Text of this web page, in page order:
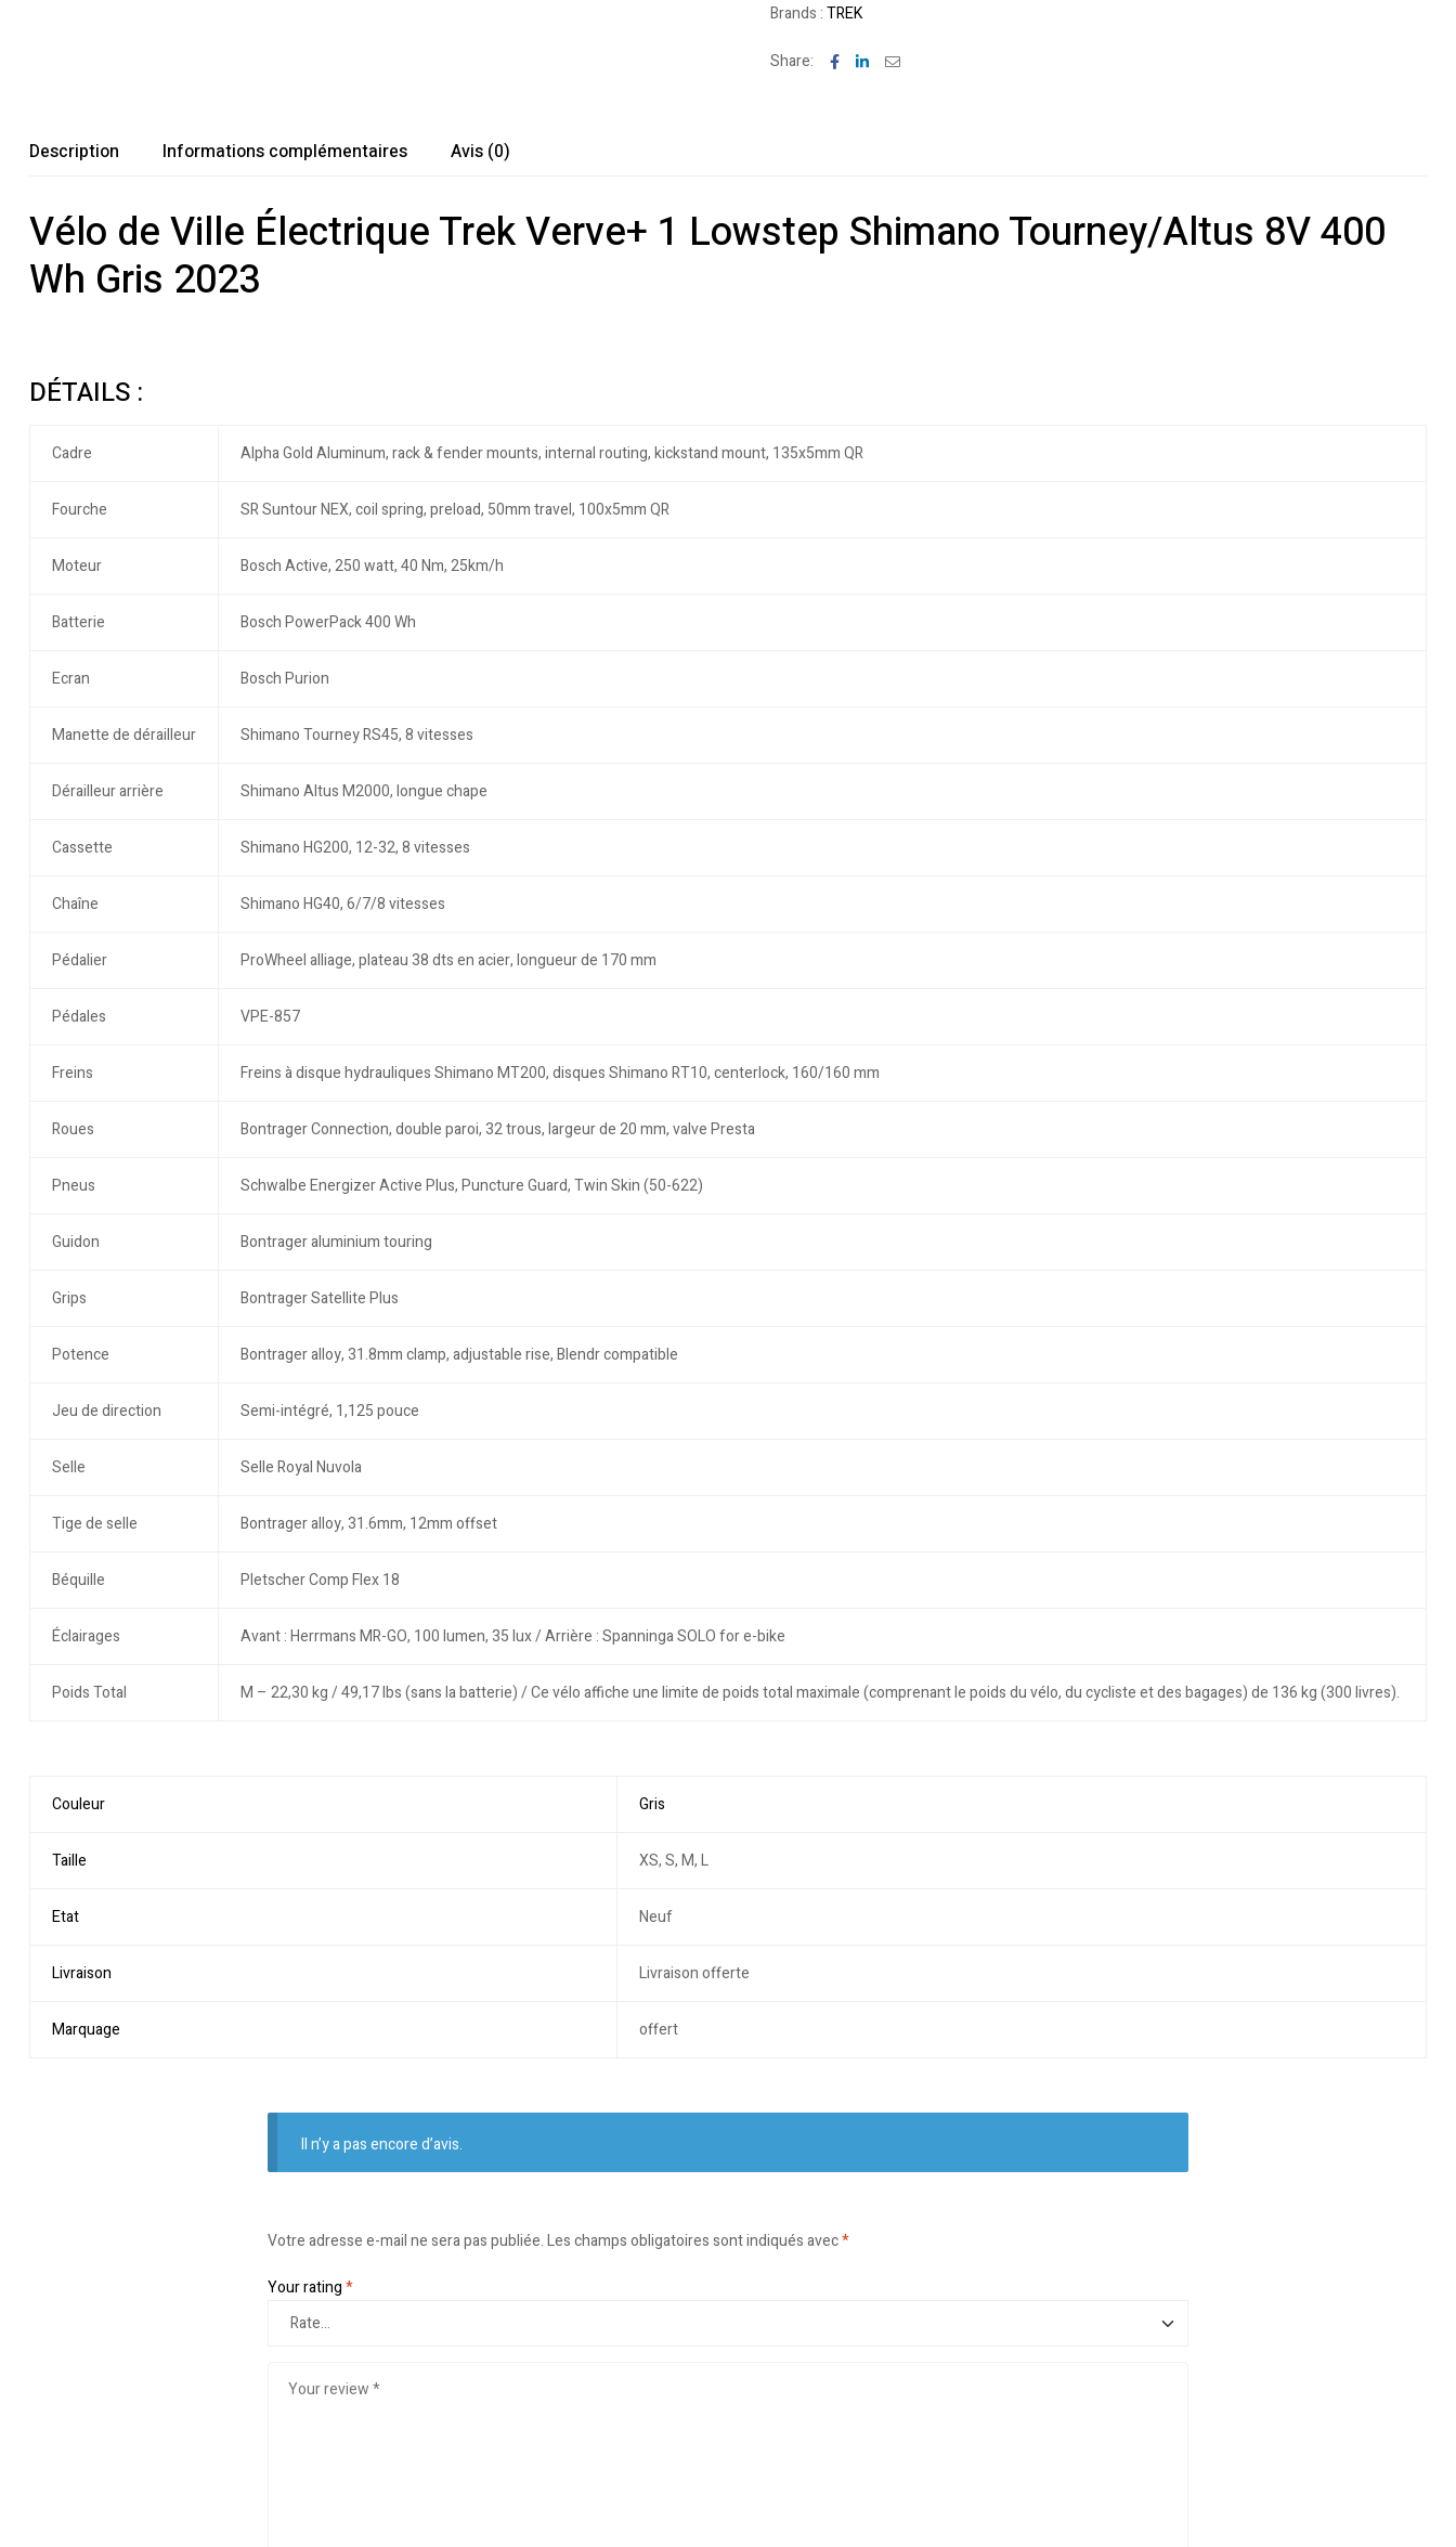
Brands :TREK
Share: Facebook
LinkedinEmail
Description Informations complémentaires Avis (0)
Vélo de Ville Électrique Trek Verve+ 1 Lowstep Shimano Tourney/Altus 8V 400
Wh Gris 2023
DÉTAILS :
Cadre Alpha Gold Aluminum, rack & fender mounts, internal routing, kickstand mount, 135x5mm QR
Fourche SR Suntour NEX, coil spring, preload, 50mm travel, 100x5mm QR
Moteur Bosch Active, 250 watt, 40 Nm, 25km/h
Batterie Bosch PowerPack 400 Wh
Ecran Bosch Purion
Manette de dérailleur Shimano Tourney RS45, 8 vitesses
Dérailleur arrière Shimano Altus M2000, longue chape
Cassette Shimano HG200, 12-32, 8 vitesses
Chaîne Shimano HG40, 6/7/8 vitesses
Pédalier ProWheel alliage, plateau 38 dts en acier, longueur de 170 mm
Pédales VPE-857
Freins Freins à disque hydrauliques Shimano MT200, disques Shimano RT10, centerlock, 160/160 mm
Roues Bontrager Connection, double paroi, 32 trous, largeur de 20 mm, valve Presta
Pneus Schwalbe Energizer Active Plus, Puncture Guard, Twin Skin (50-622)
Guidon Bontrager aluminium touring
Grips Bontrager Satellite Plus
Potence Bontrager alloy, 31.8mm clamp, adjustable rise, Blendr compatible
Jeu de direction Semi-intégré, 1,125 pouce
Selle Selle Royal Nuvola
Tige de selle Bontrager alloy, 31.6mm, 12mm offset
Béquille Pletscher Comp Flex 18
Éclairages Avant : Herrmans MR-GO, 100 lumen, 35 lux / Arrière : Spanninga SOLO for e-bike
Poids Total M – 22,30 kg / 49,17 lbs (sans la batterie) / Ce vélo affiche une limite de poids total maximale (comprenant le poids du vélo, du cycliste et des bagages) de 136 kg (300 livres).
Couleur Gris
Taille XS, S, M, L
Etat Neuf
Livraison Livraison offerte
Marquage offert
Il n’y a pas encore d’avis.
Votre adresse e-mail ne sera pas publiée.Les champs obligatoires sont indiqués avec*
Your rating*